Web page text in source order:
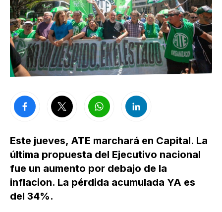
Este jueves, ATE marchará en Capital. La
última propuesta del Ejecutivo nacional
fue un aumento por debajo de la
inflacion. La pérdida acumulada YA es
del 34%.